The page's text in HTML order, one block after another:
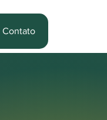
Contato